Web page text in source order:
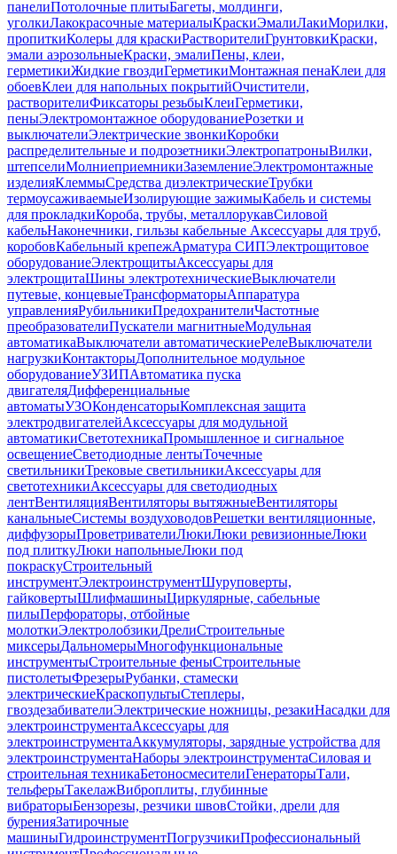
панелиПотолочные плитыБагеты, молдинги,
уголкиЛакокрасочные материалыКраскиЭмалиЛакиМорилки,
пропиткиКолеры для краскиРастворителиГрунтовкиКраски,
эмали аэрозольныеКраски, эмалиПены, клеи,
герметикиЖидкие гвоздиГерметикиМонтажная пенаКлеи для
обоевКлеи для напольных покрытийОчистители,
растворителиФиксаторы резьбыКлеиГерметики,
пеныЭлектромонтажное оборудованиеРозетки и
выключателиЭлектрические звонкиКоробки
распределительные и подрозетникиЭлектропатроныВилки,
штепселиМолниеприемникиЗаземлениеЭлектромонтажные
изделияКлеммыСредства диэлектрическиеТрубки
термоусаживаемыеИзолирующие зажимыКабель и системы
для прокладкиКороба, трубы, металлорукавСиловой
кабельНаконечники, гильзы кабельные Аксессуары для труб,
коробовКабельный крепежАрматура СИПЭлектрощитовое
оборудованиеЭлектрощитыАксессуары для
электрощитаШины электротехническиеВыключатели
путевые, концевыеТрансформаторыАппаратура
управленияРубильникиПредохранителиЧастотные
преобразователиПускатели магнитныеМодульная
автоматикаВыключатели автоматическиеРелеВыключатели
нагрузкиКонтакторыДополнительное модульное
оборудованиеУЗИПАвтоматика пуска
двигателяДифференциальные
автоматыУЗОКонденсаторыКомплексная защита
электродвигателейАксессуары для модульной
автоматикиСветотехникаПромышленное и сигнальное
освещениеСветодиодные лентыТочечные
светильникиТрековые светильникиАксессуары для
светотехникиАксессуары для светодиодных
лентВентиляцияВентиляторы вытяжныеВентиляторы
канальныеСистемы воздуховодовРешетки вентиляционные,
диффузорыПроветривателиЛюкиЛюки ревизионныеЛюки
под плиткуЛюки напольныеЛюки под
покраскуСтроительный
инструментЭлектроинструментШуруповерты,
гайковертыШлифмашиныЦиркулярные, сабельные
пилыПерфораторы, отбойные
молоткиЭлектролобзикиДрелиСтроительные
миксерыДальномерыМногофункциональные
инструментыСтроительные феныСтроительные
пистолетыФрезерыРубанки, стамески
электрическиеКраскопультыСтеплеры,
гвоздезабивателиЭлектрические ножницы, резакиНасадки для
электроинструментаАксессуары для
электроинструментаАккумуляторы, зарядные устройства для
электроинструментаНаборы электроинструментаСиловая и
строительная техникаБетоносмесителиГенераторыТали,
тельферыТакелажВиброплиты, глубинные
вибраторыБензорезы, резчики швовСтойки, дрели для
буренияЗатирочные
машиныГидроинструментПогрузчикиПрофессиональный